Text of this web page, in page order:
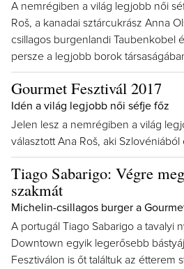
A nemrégiben a világ legjobb női
Roš, a kanadai sztárcukrász Anna
csillagos burgenlandi Taubenkobel
persze a legjobb borok
Gourmet Fesztivál 2017
Idén a világ legjobb női séfje főz
Jelen lesz a nemrégiben a világ
választott Ana Roš, aki Szlovéniából
Tiago Sabarigo: Végre
szakmát
Michelin-csillagos burger a
A portugál Tiago Sabarigo a tavalyi
Downtown egyik legerősebb
Fesztiválon is őt találtuk az étterem